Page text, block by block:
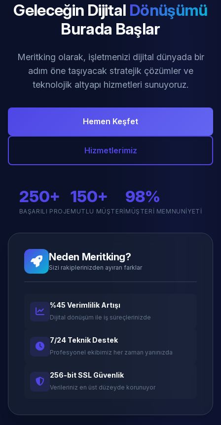
Geleceğin Dijital Dönüşümü
Burada Başlar
Meritking olarak, işletmenizi dijital dünyada bir
adım öne taşıyacak stratejik çözümler ve
teknolojik altyapı hizmetleri sunuyoruz.
Hemen Keşfet
Hizmetlerimiz
250+
BAŞARILI PROJE
150+
MUTLU MÜŞTERI
98%
MÜŞTERI MEMNUNIYETI
Neden Meritking?
Sizi rakiplerinizden ayıran farklar
%45 Verimlilik Artışı
Dijital dönüşüm ile iş süreçlerinizde
7/24 Teknik Destek
Profesyonel ekibimiz her zaman yanınızda
256-bit SSL Güvenlik
Verileriniz en üst düzeyde korunuyor